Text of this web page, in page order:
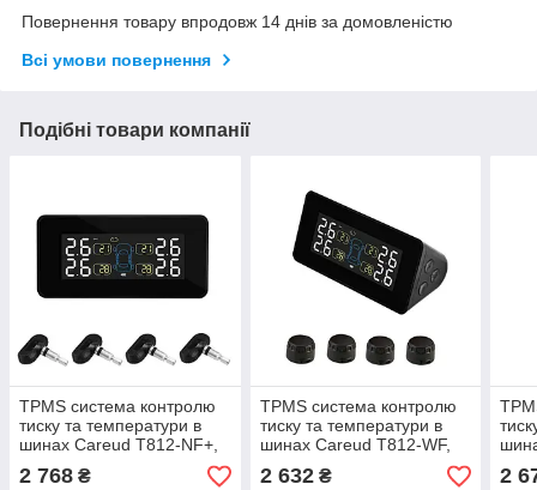
Повернення товару впродовж 14 днів за домовленістю
Всі умови повернення
Подібні товари компанії
TPMS система контролю
тиску та температури в
шинах Careud T812-NF+,
внутрішні датчики
2 768 ₴
TPMS система контролю
тиску та температури в
шинах Careud T812-WF,
зовнішні датчики
2 632₴ 2